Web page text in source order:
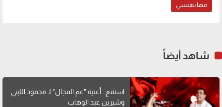
مها بهنسي
شاهد أيضاً
استمع.. أغنية "عم المجال" لـ محمود الليثي
وشيرين عبد الوهاب